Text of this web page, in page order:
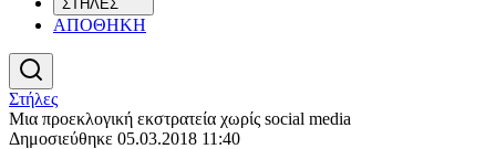
ΣΤΗΛΕΣ
ΑΠΟΘΗΚΗ
Στήλες
Μια προεκλογική εκστρατεία χωρίς social media
Δημοσιεύθηκε 05.03.2018 11:40